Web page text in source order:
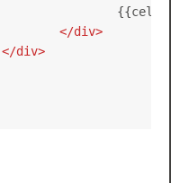
</div>
</div>